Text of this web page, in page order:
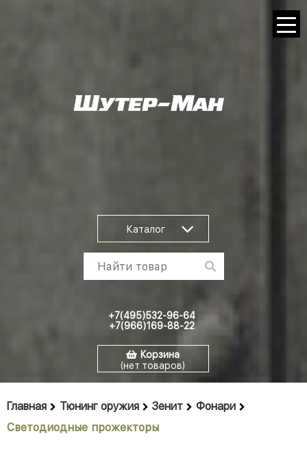
Каталог
+7(495)532-96-64
+7(966)169-88-22
Корзина
(нет товаров)
Главная Тюнинг оружия Зенит
Фонари
Светодиодные прожекторы